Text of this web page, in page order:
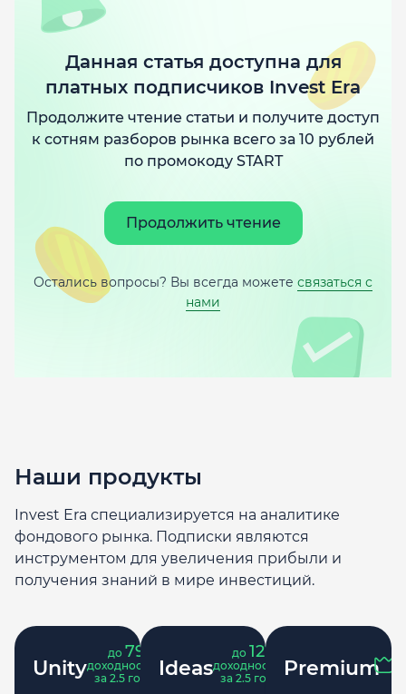
Данная статья доступна для
платных подписчиков Invest Era
Продолжите чтение статьи и получите доступ
к сотням разборов рынка всего за 10 рублей
по промокоду START
Продолжить чтение
Остались вопросы? Вы всегда можете связаться с
нами
Наши продукты
Invest Era специализируется на аналитике
фондового рынка. Подписки являются
инструментом для увеличения прибыли и
получения знаний в мире инвестиций.
Unity
до 79
доходность
за 2.5 года
Ideas
до 121
доходность
за 2.5 года
Premium